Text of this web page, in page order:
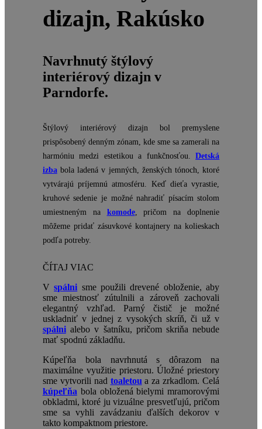
dizajn, Rakúsko
Navrhnutý štýlový
interiérový dizajn v
Parndorfe.
Štýlový interiérový dizajn bol premyslene
prispôsobený denným zónam, kde sme sa zamerali na
harmóniu medzi estetikou a funkčnosťou.Detská
izbabola ladená v jemných, ženských tónoch, ktoré
vytvárajú príjemnú atmosféru. Keď dieťa vyrastie,
kruhové sedenie je možné nahradiť písacím stolom
umiestneným na komode, pričom na doplnenie
môžeme pridať zásuvkové kontajnery na kolieskach
podľa potreby.
ČÍTAJ VIAC
Vspálni sme použili drevené obloženie, aby
sme miestnosť zútulnili a zároveň zachovali
elegantný vzhľad. Parný čistič je možné
uskladniť v jednej z vysokých skríň, či už v
spálnialebo v šatníku, pričom skriňa nebude
mať spodnú základňu.
Kúpeľňa bola navrhnutá s dôrazom na
maximálne využitie priestoru. Úložné priestory
sme vytvorili nad toaletoua za zrkadlom. Celá
kúpeľňabola obložená bielymi mramorovými
obkladmi, ktoré ju vizuálne presvetľujú, pričom
sme sa vyhli zavádzaniu ďalších dekorov v
takto kompaktnom priestore.